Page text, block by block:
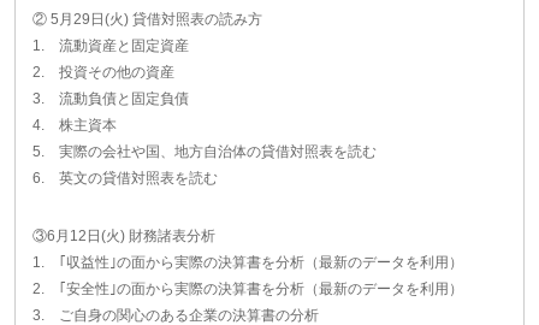
② 5月29日(火) 貸借対照表の読み方
1. 流動資産と固定資産
2. 投資その他の資産
3. 流動負債と固定負債
4. 株主資本
5. 実際の会社や国、地方自治体の貸借対照表を読む
6. 英文の貸借対照表を読む
③6月12日(火) 財務諸表分析
1. ｢収益性｣の面から実際の決算書を分析（最新のデータを利用）
2. ｢安全性｣の面から実際の決算書を分析（最新のデータを利用）
3. ご自身の関心のある企業の決算書の分析